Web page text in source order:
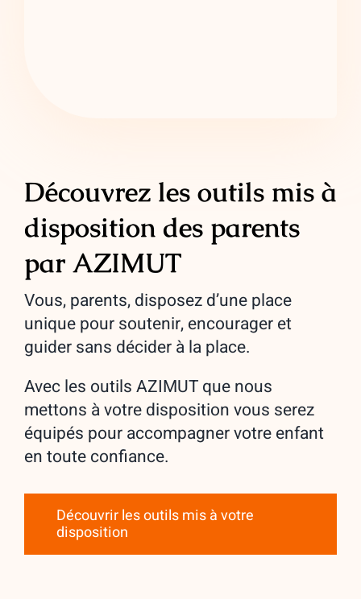
Découvrez les outils mis à
disposition des parents
par AZIMUT
Vous, parents, disposez d’une place
unique pour soutenir, encourager et
guider sans décider à la place.
Avec les outils AZIMUT que nous
mettons à votre disposition vous serez
équipés pour accompagner votre enfant
en toute confiance.
Découvrir les outils mis à votre
disposition